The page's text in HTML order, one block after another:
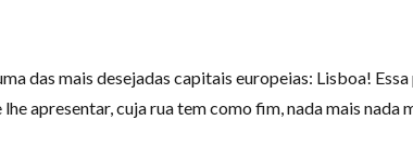
LOGIN
das mais desejadas capitais europeias: Lisboa!
apresentar, cuja rua tem como fim, nada mais nada